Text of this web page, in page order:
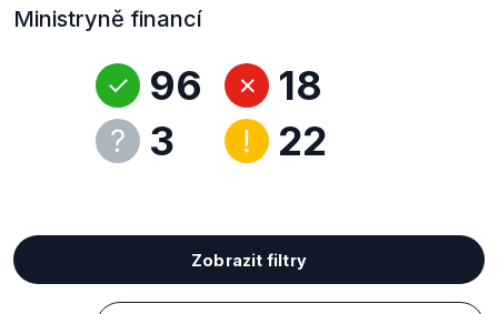
Ministryně financí
96
3
18
22
Zobrazit filtry